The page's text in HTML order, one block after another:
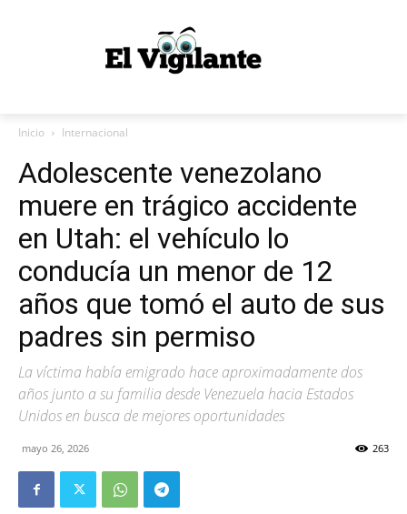
Inicio Internacional
Adolescente venezolano
muere en trágico accidente
en Utah: el vehículo lo
conducía un menor de 12
años que tomó el auto de sus
padres sin permiso
La víctima había emigrado hace aproximadamente dos
años junto a su familia desde Venezuela hacia Estados
Unidos en busca de mejores oportunidades
mayo 26, 2026 263